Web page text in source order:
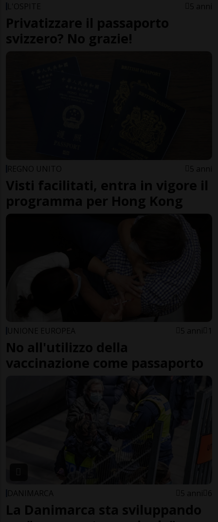
L'OSPITE 5 anni
Privatizzare il passaporto
svizzero? No grazie!
REGNO UNITO 5 anni
Visti facilitati, entra in vigore il
programma per Hong Kong
UNIONE EUROPEA 5 anni 1
No all'utilizzo della
vaccinazione come passaporto
DANIMARCA 5 anni 6
La Danimarca sta sviluppando